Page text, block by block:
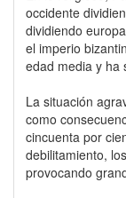
occidente
dividiendo
el imperio
edad media y ha
La situación
como
cincuenta por
debilitamiento,
provocando